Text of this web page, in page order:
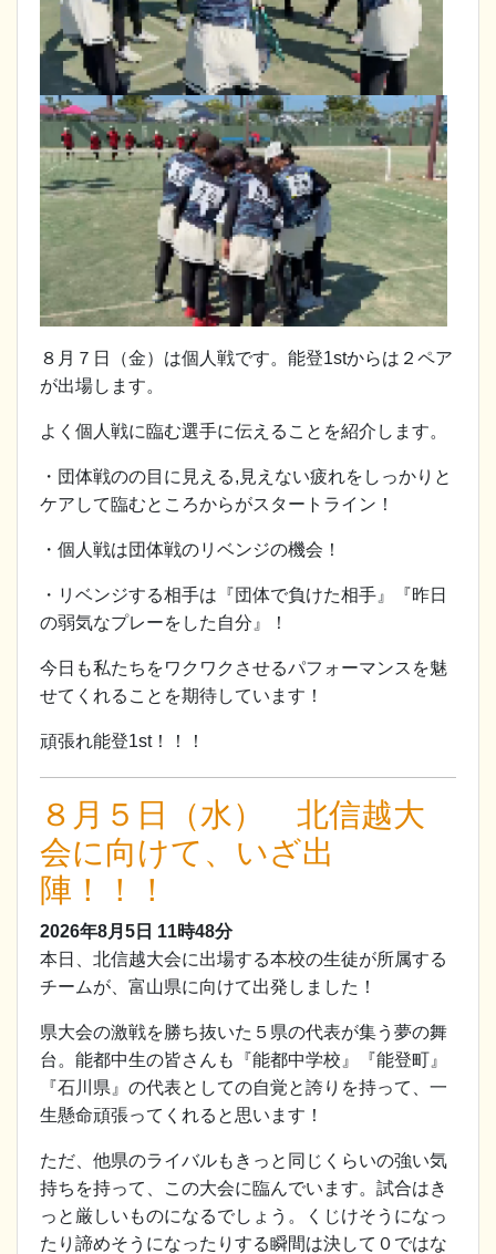
８月７日（金）は個人戦です。能登1stからは２ペア
が出場します。
よく個人戦に臨む選手に伝えることを紹介します。
・団体戦のの目に見える,見えない疲れをしっかりと
ケアして臨むところからがスタートライン！
・個人戦は団体戦のリベンジの機会！
・リベンジする相手は『団体で負けた相手』『昨日
の弱気なプレーをした自分』！
今日も私たちをワクワクさせるパフォーマンスを魅
せてくれることを期待しています！
頑張れ能登1st！！！
８月５日（水） 北信越大
会に向けて、いざ出
陣！！！
2026年8月5日 11時48分
本日、北信越大会に出場する本校の生徒が所属する
チームが、富山県に向けて出発しました！
県大会の激戦を勝ち抜いた５県の代表が集う夢の舞
台。能都中生の皆さんも『能都中学校』『能登町』
『石川県』の代表としての自覚と誇りを持って、一
生懸命頑張ってくれると思います！
ただ、他県のライバルもきっと同じくらいの強い気
持ちを持って、この大会に臨んでいます。試合はき
っと厳しいものになるでしょう。くじけそうになっ
たり諦めそうになったりする瞬間は決して０ではな